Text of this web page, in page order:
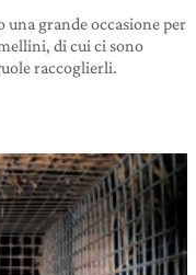
una grande occasione per
di cui ci sono
raccoglierli.